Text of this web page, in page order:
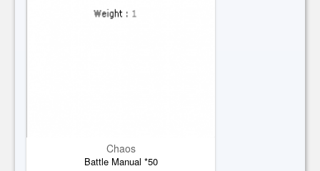
Chaos
Battle Manual *50